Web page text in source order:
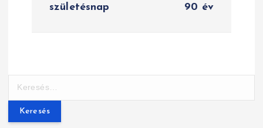
y
z
é
születésnap
90 év
e